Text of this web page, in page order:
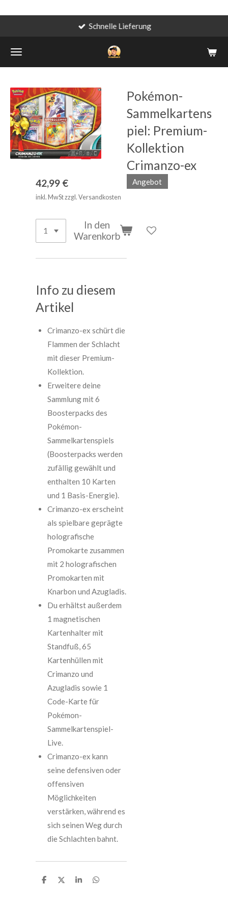
springen
Schnelle Lieferung
Pokémon-
Sammelkartens
piel: Premium-
Kollektion
Crimanzo-ex
Angebot
42,99 €
inkl. MwSt zzgl. Versandkosten
In den
Warenkorb
Info zu diesem
Artikel
Crimanzo-ex schürt die
Flammen der Schlacht
mit dieser Premium-
Kollektion.
Erweitere deine
Sammlung mit 6
Boosterpacks des
Pokémon-
Sammelkartenspiels
(Boosterpacks werden
zufällig gewählt und
enthalten 10 Karten
und 1 Basis-Energie).
Crimanzo-ex erscheint
als spielbare geprägte
holografische
Promokarte zusammen
mit 2 holografischen
Promokarten mit
Knarbon und Azugladis.
Du erhältst außerdem
1 magnetischen
Kartenhalter mit
Standfuß, 65
Kartenhüllen mit
Crimanzo und
Azugladis sowie 1
Code-Karte für
Pokémon-
Sammelkartenspiel-
Live.
Crimanzo-ex kann
seine defensiven oder
offensiven
Möglichkeiten
verstärken, während es
sich seinen Weg durch
die Schlachten bahnt.
T
T
T
T